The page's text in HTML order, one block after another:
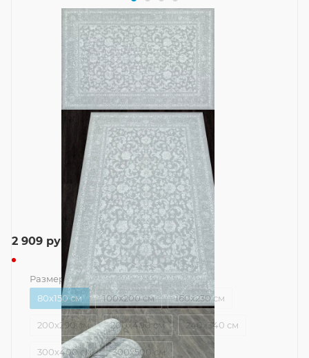
2 909 руб.
Размер — 80x150 см
80x150 см
100x200 см 160x230 см
200x290 см 200x400 см 240x340 см
300x400 см 300x500 см